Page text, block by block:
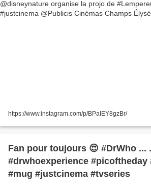
https://www.instagram.com/p/BPaIEY8gzBr/
Fan pour toujours 😍 #DrWho ...
#drwhoexperience #picoftheday
#mug #justcinema #tvseries